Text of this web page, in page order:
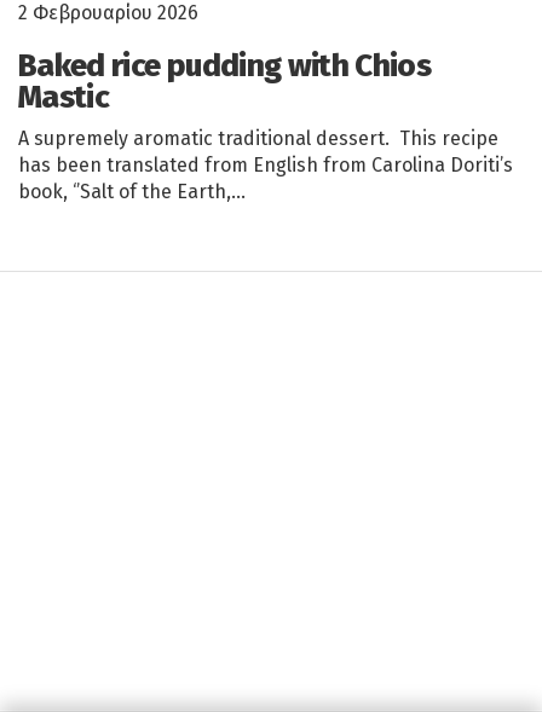
2 Φεβρουαρίου 2026
Baked rice pudding with Chios
Mastic
A supremely aromatic traditional dessert. This recipe
has been translated from English from Carolina Doriti’s
book, ‘’Salt of the Earth,…